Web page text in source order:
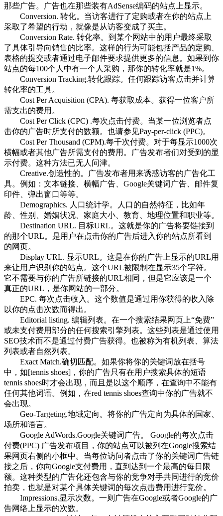
那些广告。广告也在那些装有AdSense编码的站点上显示。
Conversion. 转化。当访客进行了定购或者在你的站点上
采取了希望的行动，就像是从访客变成了买主。
Conversion Rate. 转化率。到某个网站中的用户最终采取
了具体引导向销售的比率。这样的行为可能包括产品的定购、
表格的提交或者通过电子邮件要求提供更多的信息。如果到你
站点的每100个人中有一个人采购，那你的转化率就是1%。
Conversion Tracking.转化跟踪。任何跟踪访客点击并计算
转化率的工具。
Cost Per Acquisition (CPA). 每获取成本。获得一位客户所
需支出的费用。
Cost Per Click (CPC) .每次点击付费。当某一位浏览者点
击你的广告时所支付的数额。也请参见Pay-per-click (PPC)。
Cost Per Thousand (CPM).每千次付费。对于每显示1000次
横幅或者其他广告所需支付的费用。广告发布者们对受到的显
示付费。这种方法已无人问津。
Creative.创造性的。广告发布者用来诱惑访客的广告化工
具。例如：文本链接、横幅广告、Google关键词广告、邮件复
印件、弹出窗口等等。
Demographics. 人口统计学。人口的自然特征，比如年
龄、性别、婚姻状况、家庭大小、教育、地理位置和职业等。
Destination URL. 目标URL。这就是你的广告将要链接到
的那个URL。是用户在点击你的广告后进入你的站点所看到
的网页。
Display URL. 显示URL。这是在你的广告上显示的URL用
来让用户识别你的站点。这个URL被限制在显示35个字符。
它不需要与你的广告所链接的URL相同，但是它应该是一个
真正的URL，是你网站的一部分。
EPC. 每次点击收入。这个数值是通过用你获得的收入除
以你的点击次数而得出。
Editorial listing. 编辑列表。在一个搜索结果网页上“免费”
或未支付费用部分的任何搜索引擎列表。这些列表是通过使用
SEO技术而不是通过付费广告获得。也被称为有机列表、算法
列表或者自然列表。
Exact Match.确切匹配。如果你将你的关键词放在括号
中，如[tennis shoes]，你的广告只有在用户搜索具体的短语
tennis shoes时才会出现，而且是以这个顺序，在查询中不能有
任何其他词语。例如，在red tennis shoes查询中你的广告就不
会出现。
Geo-Targeting.地域定向。将你的广告定向为具体的国家、
场所和语言。
Google AdWords.Google关键词广告。 Google的每次点击
付费(PPC) 广告发布项目，你的站点可以被列在Google搜索结
果网页右侧的小框中。当每位访问者点击了你的关键词广告链
接之后，你向Google支付费用，直到达到一个最高的每日限
额。这种类型的广告化还包含与你的竞争对手共同进行的竞价
拍卖，也就是对某个具体关键词的每次点击费用进行竞价。
Impressions.显示次数。一则广告在Google或者Google的广
告网络上显示的次数。